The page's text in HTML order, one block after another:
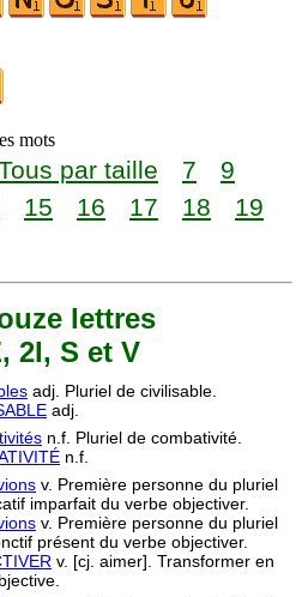
mots
par taille 7
9
15 16 17 18
19
lettres
2I, S et V
adj. Pluriel de civilisable.
adj.
n.f. Pluriel de combativité.
n.f.
v. Première personne du pluriel
imparfait du verbe objectiver.
v. Première personne du pluriel
présent du verbe objectiver.
v. [cj. aimer]. Transformer en